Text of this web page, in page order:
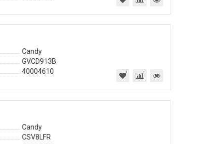
Candy
GVCD913B
40004610
Candy
CSV8LFR